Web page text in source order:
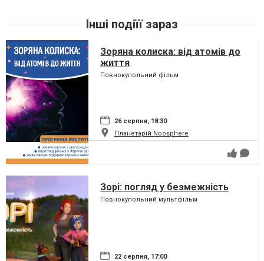
Інші подіїї зараз
Зоряна колиска: від атомів до
життя
Повнокупольний фільм
26 серпня, 18:30
Планетарій Noosphere
Зорі: погляд у безмежність
Повнокупольний мультфільм
22 серпня, 17:00